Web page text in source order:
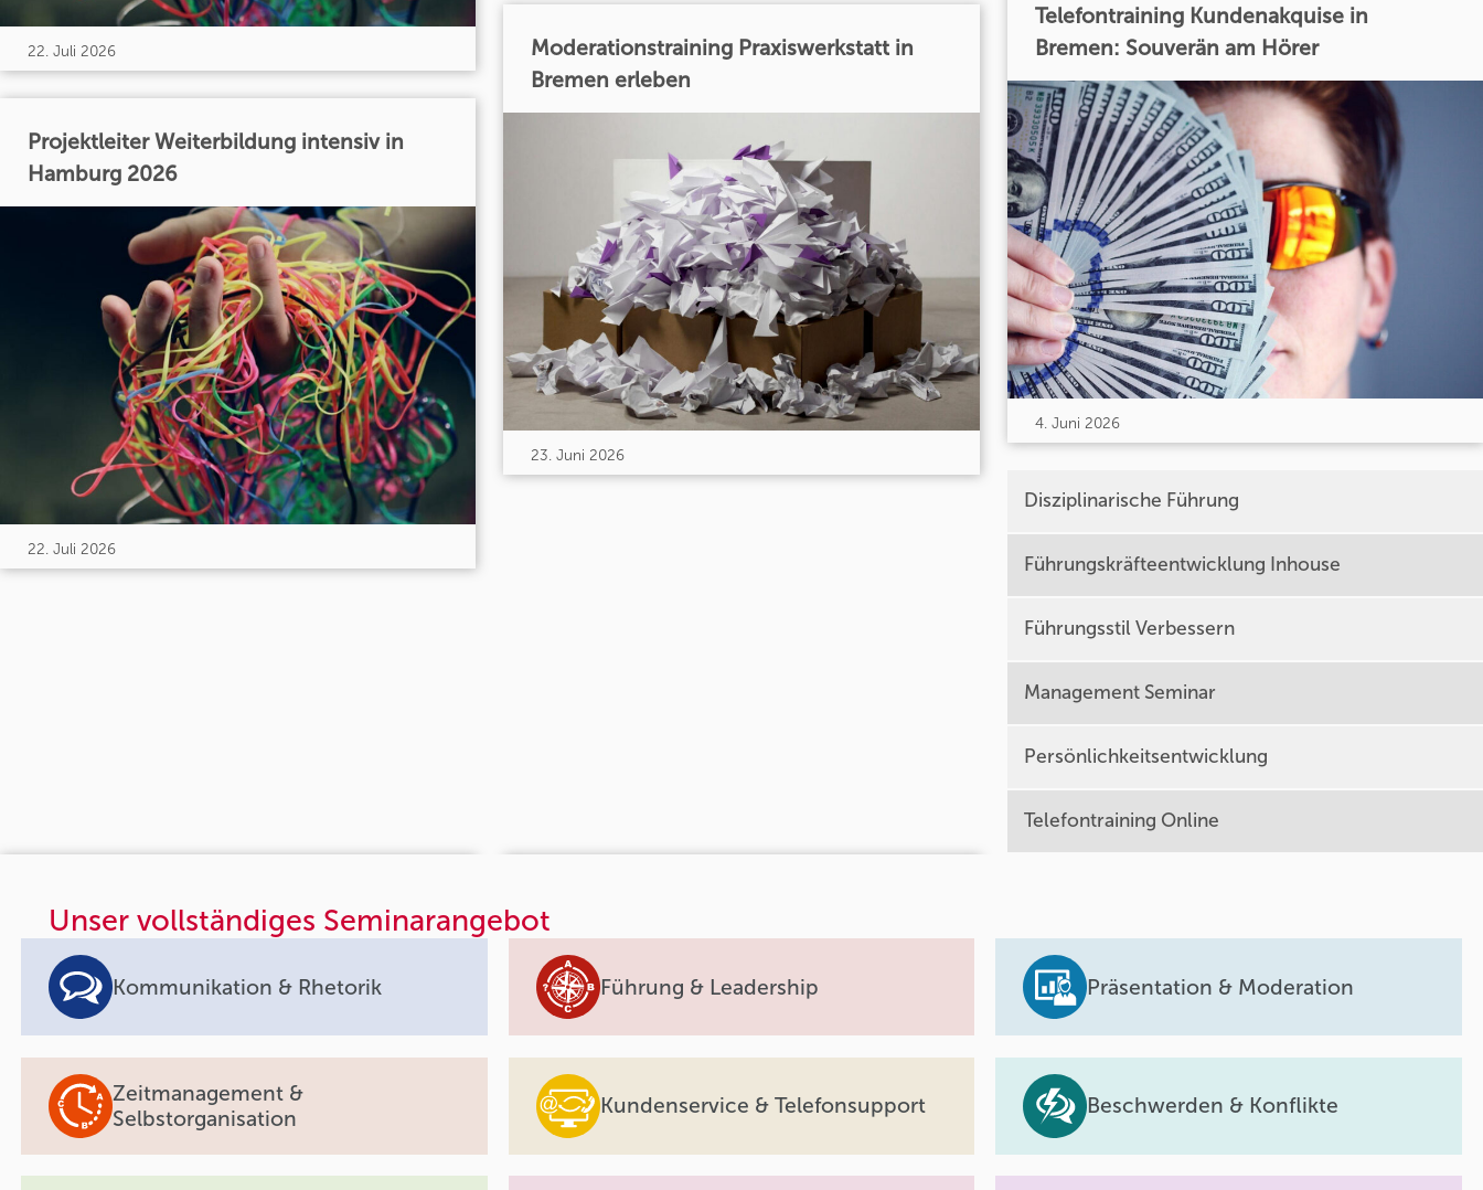
22. Juli 2026
Projektleiter Weiterbildung intensiv in
Hamburg 2026
22. Juli 2026
Moderationstraining Praxiswerkstatt in
Bremen erleben
23. Juni 2026
Telefontraining Kundenakquise in
Bremen: Souverän am Hörer
4. Juni 2026
Disziplinarische Führung
Führungskräfteentwicklung Inhouse
Führungsstil Verbessern
Management Seminar
Persönlichkeitsentwicklung
Telefontraining Online
Unser vollständiges Seminarangebot
Kommunikation & Rhetorik Führung & Leadership Präsentation & Moderation
Zeitmanagement &
Selbstorganisation
Kundenservice & Telefonsupport Beschwerden & Konflikte